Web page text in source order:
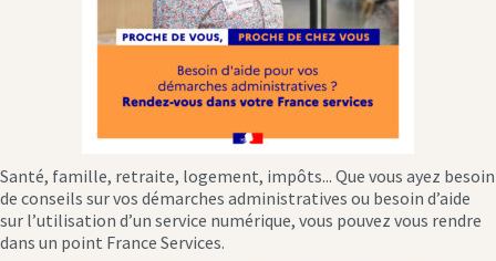
Santé, famille, retraite, logement, impôts... Que vous ayez besoin
de conseils sur vos démarches administratives ou besoin d’aide
sur l’utilisation d’un service numérique, vous pouvez vous rendre
dans un point France Services.